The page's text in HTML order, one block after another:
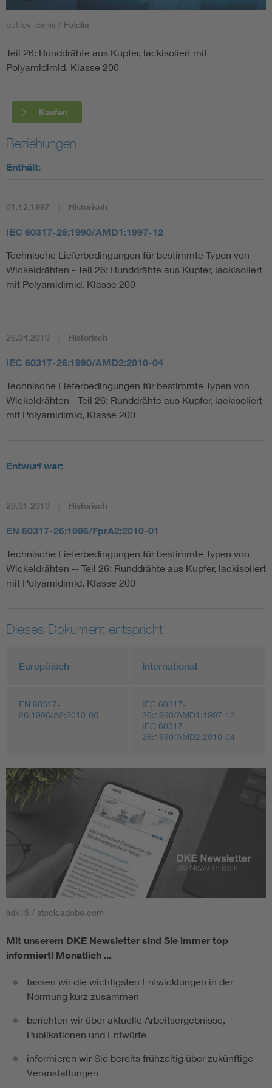
Smart Cities
DKE Fachinformationen im Kontext der Normung
Circular Economy für mehr Ressourceneffizienz
Elektrofachkraft (EFK)
putilov_denis / Fotolia
Teil 26: Runddrähte aus Kupfer, lackisoliert mit
Polyamidimid, Klasse 200
Kaufen
Beziehungen
Enthält:
01.12.1997 Historisch
IEC 60317-26:1990/AMD1:1997-12
Technische Lieferbedingungen für bestimmte Typen von
Wickeldrähten - Teil 26: Runddrähte aus Kupfer, lackisoliert
mit Polyamidimid, Klasse 200
26.04.2010 Historisch
IEC 60317-26:1990/AMD2:2010-04
Technische Lieferbedingungen für bestimmte Typen von
Wickeldrähten - Teil 26: Runddrähte aus Kupfer, lackisoliert
mit Polyamidimid, Klasse 200
Entwurf war:
29.01.2010 Historisch
EN 60317-26:1996/FprA2:2010-01
Technische Lieferbedingungen für bestimmte Typen von
Wickeldrähten -- Teil 26: Runddrähte aus Kupfer, lackisoliert
mit Polyamidimid, Klasse 200
Dieses Dokument entspricht:
Europäisch International
EN 60317-
26:1996/A2:2010-06
IEC 60317-
26:1990/AMD1:1997-12
IEC 60317-
26:1990/AMD2:2010-04
sdx15 / stock.adobe.com
Mit unserem DKE Newsletter sind Sie immer top
informiert! Monatlich ...
fassen wir die wichtigsten Entwicklungen in der
Normung kurz zusammen
berichten wir über aktuelle Arbeitsergebnisse,
Publikationen und Entwürfe
informieren wir Sie bereits frühzeitig über zukünftige
Veranstaltungen